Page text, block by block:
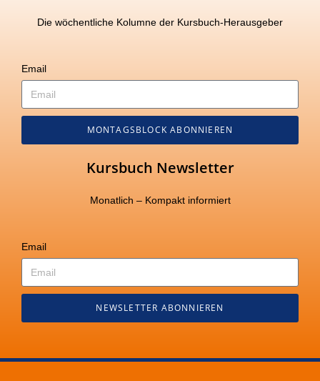
Die wöchentliche Kolumne der Kursbuch-Herausgeber
Email
MONTAGSBLOCK ABONNIEREN
Kursbuch Newsletter
Monatlich – Kompakt informiert
Email
NEWSLETTER ABONNIEREN